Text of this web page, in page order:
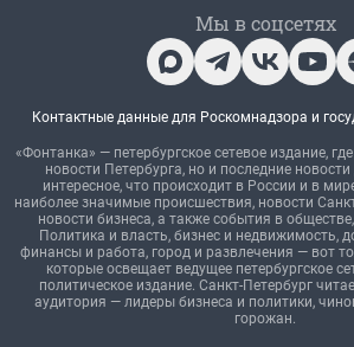
Мы в соцсетях
Контактные данные для Роскомнадзора и
«Фонтанка» — петербургское сетевое издание,
новости Петербурга, но и последние
интересное, что происходит в России и в
наиболее значимые происшествия, новости
новости бизнеса, а также события в обществе,
Политика и власть, бизнес и недвижимость,
финансы и работа, город и развлечения — вот
которые освещает ведущее петербургское
политическое издание. Санкт-Петербург
аудитория — лидеры бизнеса и политики,
горожан.